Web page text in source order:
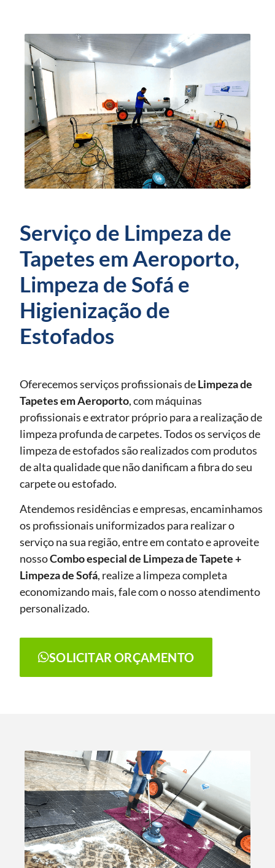
Serviço de Limpeza de
Tapetes em Aeroporto,
Limpeza de Sofá e
Higienização de
Estofados
Oferecemos serviços profissionais deLimpeza de
Tapetesem Aeroporto, com máquinas
profissionais e extrator próprio para a realização de
limpeza profunda de carpetes. Todos os serviços de
limpeza de estofados são realizados com produtos
de alta qualidade que não danificam a fibra do seu
carpete ou estofado.
Atendemos residências e empresas, encaminhamos
os profissionais uniformizados para realizar o
serviço na sua região, entre em contato e aproveite
nossoCombo especial de Limpeza de Tapete +
Limpeza de Sofá, realize a limpeza completa
economizando mais, fale com o nosso atendimento
personalizado.
SOLICITAR ORÇAMENTO